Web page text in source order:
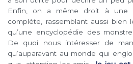
Enfin, on a même droit à une
complète, rassemblant aussi bien
qu’une encyclopédie des
De quoi nous intéresser de
qu’auparavant au monde qui